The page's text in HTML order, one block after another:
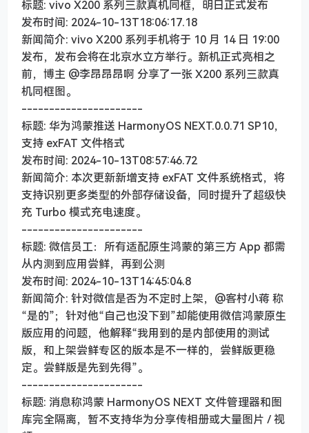
标题: vivo X200 系列三款真机同框，明日正式发布
发布时间: 2024-10-13T18:06:17.18
新闻简介: vivo X200 系列手机将于 10 月 14 日 19:00
发布，发布会将在北京水立方举行。新机正式亮相之
前，博主 @李昂昂昂啊 分享了一张 X200 系列三款真
机同框图。
----------------------
标题: 华为鸿蒙推送 HarmonyOS NEXT.0.0.71 SP10，
支持 exFAT 文件格式
发布时间: 2024-10-13T08:57:46.72
新闻简介: 本次更新新增支持 exFAT 文件系统格式，将
支持识别更多类型的外部存储设备，同时提升了超级快
充 Turbo 模式充电速度。
----------------------
标题: 微信员工：所有适配原生鸿蒙的第三方 App 都需
从内测到应用尝鲜，再到公测
发布时间: 2024-10-13T14:45:04.8
新闻简介: 针对微信是否为不定时上架，@客村小蒋 称
“是的”；针对他“自己也没下到”却能使用微信鸿蒙原生
版应用的问题，他解释“我用到的是内部使用的测试
版，和上架尝鲜专区的版本是不一样的，尝鲜版更稳
定。尝鲜版是先到先得”。
----------------------
标题: 消息称鸿蒙 HarmonyOS NEXT 文件管理器和图
库完全隔离，暂不支持华为分享传相册或大量图片 / 视